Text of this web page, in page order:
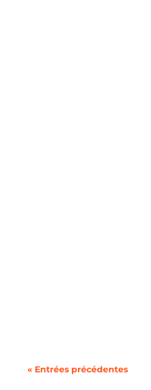
« Entrées précédentes